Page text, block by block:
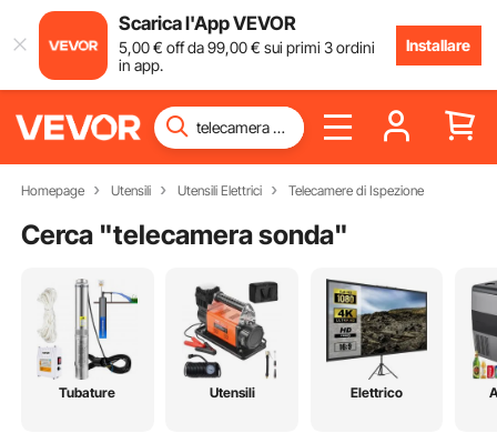
Scarica l'App VEVOR
5,00€ off da99,00€ sui primi 3 ordini
in app.
Installare
Homepage Utensili Utensili Elettrici Telecamere di Ispezione
Cerca "telecamera sonda"
Tubature Utensili Elettrico